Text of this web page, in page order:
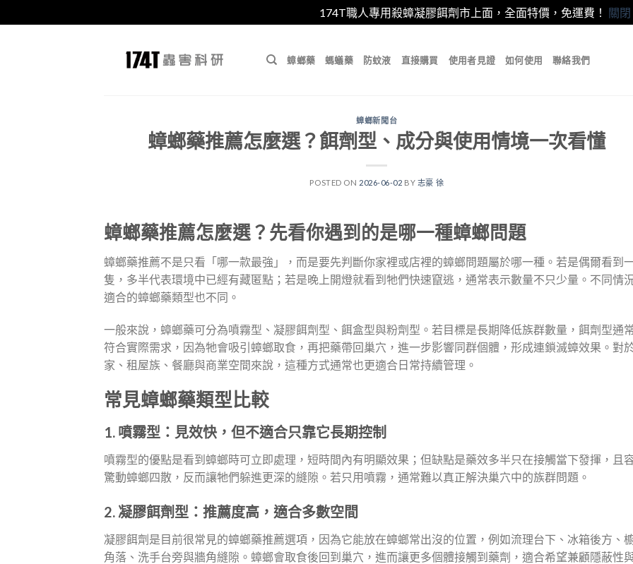
174T職人專用殺蟑凝膠餌劑市上面，全面特價，免運費！ 關閉
蟑螂藥 螞蟻藥 防蚊液 直接購買 使用者見證 如何使用 聯絡我們
蟑螂新聞台
蟑螂藥推薦怎麼選？餌劑型、成分與使用情境一次看懂
POSTED ON 2026-06-02 BY 志豪 徐
蟑螂藥推薦怎麼選？先看你遇到的是哪一種蟑螂問題
蟑螂藥推薦不是只看「哪一款最強」，而是要先判斷你家裡或店裡的蟑螂問題屬於哪一種。若是偶爾看到
隻，多半代表環境中已經有藏匿點；若是晚上開燈就看到牠們快速竄逃，通常表示數量不只少量。不同情
適合的蟑螂藥類型也不同。
一般來說，蟑螂藥可分為噴霧型、凝膠餌劑型、餌盒型與粉劑型。若目標是長期降低族群數量，餌劑型通
符合實際需求，因為牠會吸引蟑螂取食，再把藥帶回巢穴，進一步影響同群個體，形成連鎖滅蟑效果。對
家、租屋族、餐廳與商業空間來說，這種方式通常也更適合日常持續管理。
常見蟑螂藥類型比較
1. 噴霧型：見效快，但不適合只靠它長期控制
噴霧型的優點是看到蟑螂時可立即處理，短時間內有明顯效果；但缺點是藥效多半只在接觸當下發揮，且
驚動蟑螂四散，反而讓牠們躲進更深的縫隙。若只用噴霧，通常難以真正解決巢穴中的族群問題。
2. 凝膠餌劑型：推薦度高，適合多數空間
凝膠餌劑是目前很常見的蟑螂藥推薦選項，因為它能放在蟑螂常出沒的位置，例如流理台下、冰箱後方、
角落、洗手台旁與牆角縫隙。蟑螂會取食後回到巢穴，進而讓更多個體接觸到藥劑，適合希望兼顧隱蔽性